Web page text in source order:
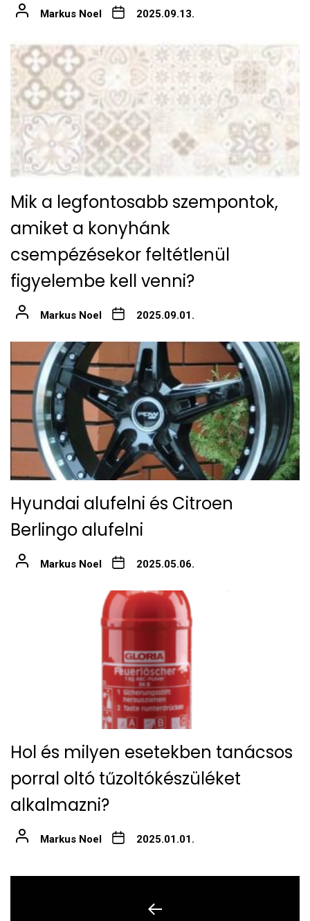
Markus Noel 2025.09.13.
Mik a legfontosabb szempontok,
amiket a konyhánk
csempézésekor feltétlenül
figyelembe kell venni?
Markus Noel 2025.09.01.
Hyundai alufelni és Citroen
Berlingo alufelni
Markus Noel 2025.05.06.
Hol és milyen esetekben tanácsos
porral oltó tűzoltókészüléket
alkalmazni?
Markus Noel 2025.01.01.